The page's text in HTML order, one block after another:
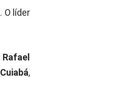
. O líder
Rafael
Cuiabá,